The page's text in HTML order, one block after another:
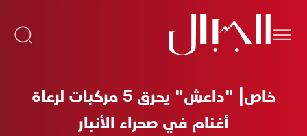
خاص| "داعش" يحرق 5 مركبات لرعاة
أغنام في صحراء الأنبار